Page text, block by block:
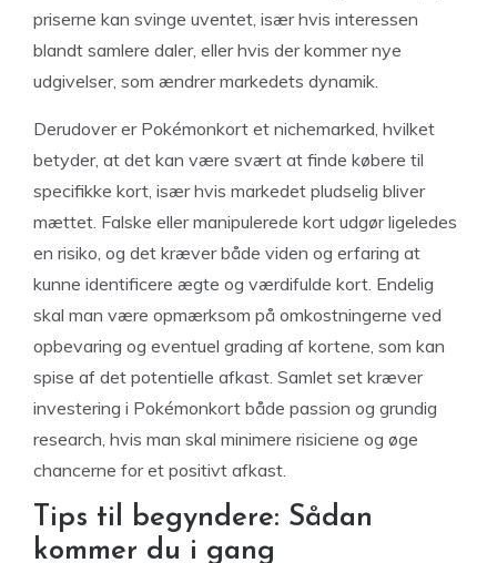
priserne kan svinge uventet, især hvis interessen
blandt samlere daler, eller hvis der kommer nye
udgivelser, som ændrer markedets dynamik.
Derudover er Pokémonkort et nichemarked, hvilket
betyder, at det kan være svært at finde købere til
specifikke kort, især hvis markedet pludselig bliver
mættet. Falske eller manipulerede kort udgør ligeledes
en risiko, og det kræver både viden og erfaring at
kunne identificere ægte og værdifulde kort. Endelig
skal man være opmærksom på omkostningerne ved
opbevaring og eventuel grading af kortene, som kan
spise af det potentielle afkast. Samlet set kræver
investering i Pokémonkort både passion og grundig
research, hvis man skal minimere risiciene og øge
chancerne for et positivt afkast.
Tips til begyndere: Sådan
kommer du i gang